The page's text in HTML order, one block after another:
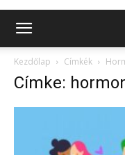
Kezdőlap Címkék
Címke: